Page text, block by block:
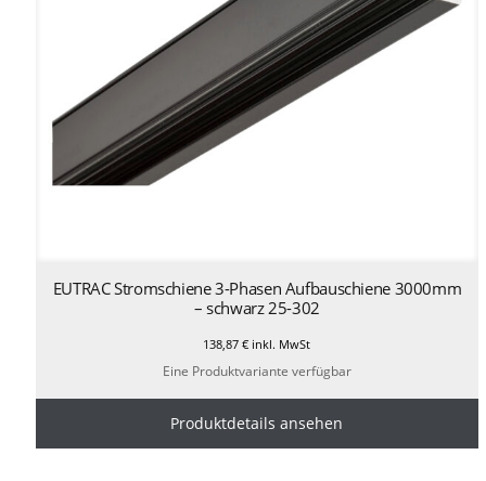
EUTRAC Stromschiene 3-Phasen Aufbauschiene 3000mm
– schwarz 25-302
138,87€ inkl. MwSt
Eine Produktvariante verfügbar
Produktdetails ansehen